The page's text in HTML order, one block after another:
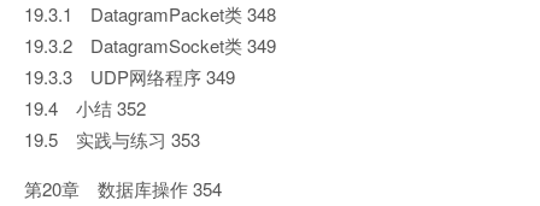
19.3.1 DatagramPacket类 348
19.3.2 DatagramSocket类 349
19.3.3 UDP网络程序 349
19.4 小结 352
19.5 实践与练习 353
第20章 数据库操作 354